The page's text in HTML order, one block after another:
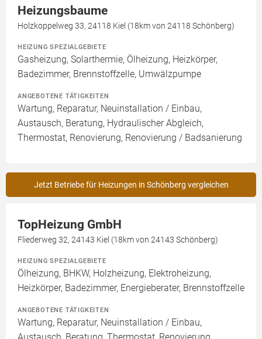
Heizungsbaume
Holzkoppelweg 33, 24118 Kiel (18km von 24118 Schönberg)
HEIZUNG SPEZIALGEBIETE
Gasheizung, Solarthermie, Ölheizung, Heizkörper,
Badezimmer, Brennstoffzelle, Umwälzpumpe
ANGEBOTENE TÄTIGKEITEN
Wartung, Reparatur, Neuinstallation / Einbau,
Austausch, Beratung, Hydraulischer Abgleich,
Thermostat, Renovierung, Renovierung / Badsanierung
Jetzt Betriebe für Heizungen in Schönberg vergleichen
TopHeizung GmbH
Fliederweg 32, 24143 Kiel (18km von 24143 Schönberg)
HEIZUNG SPEZIALGEBIETE
Ölheizung, BHKW, Holzheizung, Elektroheizung,
Heizkörper, Badezimmer, Energieberater, Brennstoffzelle
ANGEBOTENE TÄTIGKEITEN
Wartung, Reparatur, Neuinstallation / Einbau,